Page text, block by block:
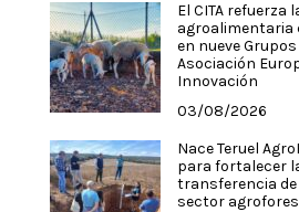
El CITA refuerza
agroalimentaria
en nueve
Asociación
Innovación
03/08/2026
Nace Teruel
para fortalecer
transferencia
sector